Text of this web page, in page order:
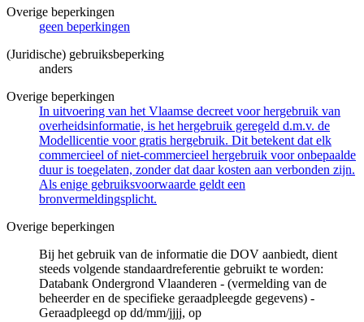
Overige beperkingen
geen beperkingen
(Juridische) gebruiksbeperking
anders
Overige beperkingen
In uitvoering van het Vlaamse decreet voor hergebruik van
overheidsinformatie, is het hergebruik geregeld d.m.v. de
Modellicentie voor gratis hergebruik. Dit betekent dat elk
commercieel of niet-commercieel hergebruik voor onbepaalde
duur is toegelaten, zonder dat daar kosten aan verbonden zijn.
Als enige gebruiksvoorwaarde geldt een
bronvermeldingsplicht.
Overige beperkingen
Bij het gebruik van de informatie die DOV aanbiedt, dient
steeds volgende standaardreferentie gebruikt te worden:
Databank Ondergrond Vlaanderen - (vermelding van de
beheerder en de specifieke geraadpleegde gegevens) -
Geraadpleegd op dd/mm/jjjj, op